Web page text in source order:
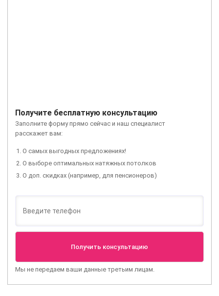
Получите бесплатную консультацию
Заполните форму прямо сейчас и наш специалист
расскажет вам:
О самых выгодных предложениях!
О выборе оптимальных натяжных потолков
О доп. скидках (например, для пенсионеров)
Мы не передаем ваши данные третьим лицам.